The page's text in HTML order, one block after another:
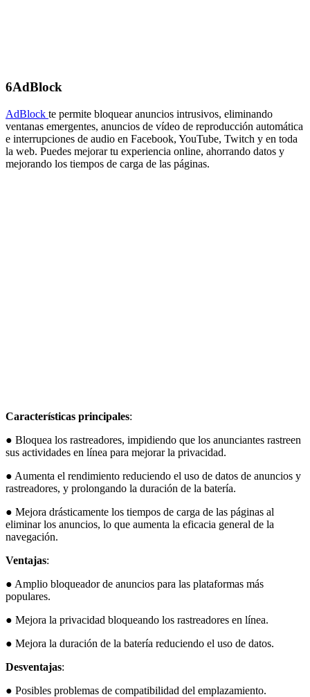
6AdBlock
AdBlock te permite bloquear anuncios intrusivos, eliminando
ventanas emergentes, anuncios de vídeo de reproducción automática
e interrupciones de audio en Facebook, YouTube, Twitch y en toda
la web. Puedes mejorar tu experiencia online, ahorrando datos y
mejorando los tiempos de carga de las páginas.
Características principales:
● Bloquea los rastreadores, impidiendo que los anunciantes rastreen
sus actividades en línea para mejorar la privacidad.
● Aumenta el rendimiento reduciendo el uso de datos de anuncios y
rastreadores, y prolongando la duración de la batería.
● Mejora drásticamente los tiempos de carga de las páginas al
eliminar los anuncios, lo que aumenta la eficacia general de la
navegación.
Ventajas:
● Amplio bloqueador de anuncios para las plataformas más
populares.
● Mejora la privacidad bloqueando los rastreadores en línea.
● Mejora la duración de la batería reduciendo el uso de datos.
Desventajas:
● Posibles problemas de compatibilidad del emplazamiento.